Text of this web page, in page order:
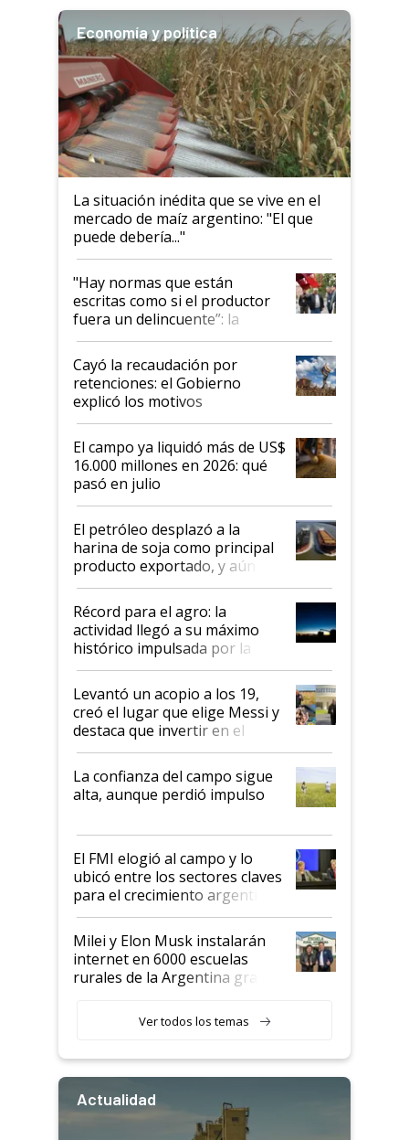
Economía y política
La situación inédita que se vive en el
mercado de maíz argentino: "El que
puede debería..."
"Hay normas que están
escritas como si el productor
fuera un delincuente”: la
desregulación llegó al
Congreso Aapresid y hasta se
habló del financiamiento al
IPCVA
Cayó la recaudación por
retenciones: el Gobierno
explicó los motivos
El campo ya liquidó más de US$
16.000 millones en 2026: qué
pasó en julio
El petróleo desplazó a la
harina de soja como principal
producto exportado, y aún así
el agro aportó casi seis de cada
diez dólares y sostuvo el
liderazgo en un semestre
récord
Récord para el agro: la
actividad llegó a su máximo
histórico impulsada por la
cosecha y las exportaciones
Levantó un acopio a los 19,
creó el lugar que elige Messi y
destaca que invertir en el
kirchnerismo era como "darle
plata a un hijo para droga":
Juan Félix Rossetti, el libertario
que de una dura crisis salió
de Milei
La confianza del campo sigue
alta, aunque perdió impulso
El FMI elogió al campo y lo
ubicó entre los sectores claves
para el crecimiento argentino
Milei y Elon Musk instalarán
internet en 6000 escuelas
rurales de la Argentina gracias
Ver todos los temas
Actualidad